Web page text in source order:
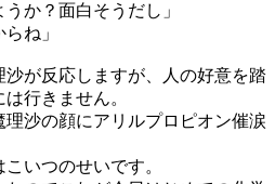
か？面白そうだし」
ね」
が反応しますが、人の好意を踏
行きません。
沙の顔にアリルプロピオン催涙
いつのせいです。